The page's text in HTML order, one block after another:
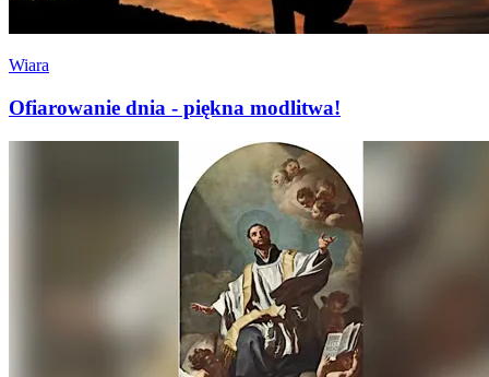
Wiara
Ofiarowanie dnia - piękna modlitwa!